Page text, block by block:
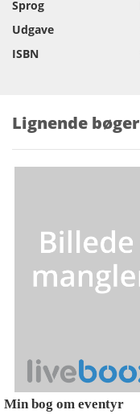
Sprog
Udgave
ISBN
Lignende bøger
Min bog om eventyr